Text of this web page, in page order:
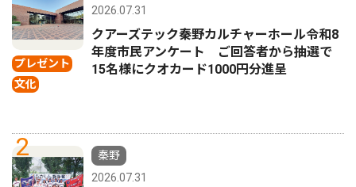
プレゼント
文化
2026.07.31
クアーズテック秦野カルチャーホール令和8
年度市民アンケート ご回答者から抽選で
15名様にクオカード1000円分進呈
2
秦野
2026.07.31